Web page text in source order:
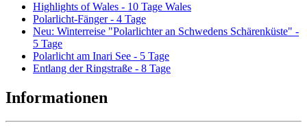
Highlights of Wales - 10 Tage Wales
Polarlicht-Fänger - 4 Tage
Neu: Winterreise "Polarlichter an Schwedens Schärenküste" -
5 Tage
Polarlicht am Inari See - 5 Tage
Entlang der Ringstraße - 8 Tage
Informationen